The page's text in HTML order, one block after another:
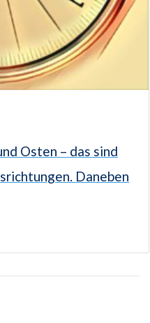
Osten – das sind
Daneben